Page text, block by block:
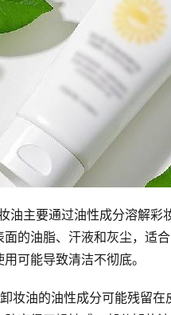
油主要通过油性成分溶解彩
的油脂、汗液和灰尘，适
可能导致清洁不彻底。
妆油的油性成分可能残留